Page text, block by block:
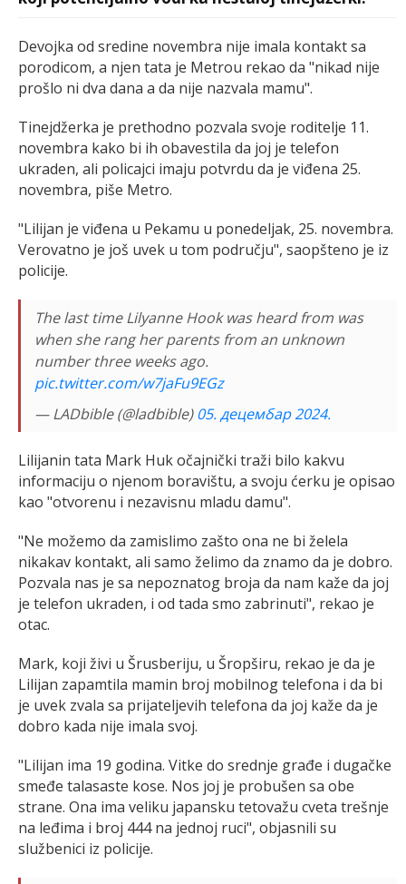
Devojka od sredine novembra nije imala kontakt sa
porodicom, a njen tata je Metrou rekao da "nikad nije
prošlo ni dva dana a da nije nazvala mamu".
Tinejdžerka je prethodno pozvala svoje roditelje 11.
novembra kako bi ih obavestila da joj je telefon
ukraden, ali policajci imaju potvrdu da je viđena 25.
novembra, piše Metro.
"Lilijan je viđena u Pekamu u ponedeljak, 25. novembra.
Verovatno je još uvek u tom području", saopšteno je iz
policije.
The last time Lilyanne Hook was heard from was
when she rang her parents from an unknown
number three weeks ago.
pic.twitter.com/w7jaFu9EGz
— LADbible (@ladbible)05. децембар 2024.
Lilijanin tata Mark Huk očajnički traži bilo kakvu
informaciju o njenom boravištu, a svoju ćerku je opisao
kao "otvorenu i nezavisnu mladu damu".
"Ne možemo da zamislimo zašto ona ne bi želela
nikakav kontakt, ali samo želimo da znamo da je dobro.
Pozvala nas je sa nepoznatog broja da nam kaže da joj
je telefon ukraden, i od tada smo zabrinuti", rekao je
otac.
Mark, koji živi u Šrusberiju, u Šropširu, rekao je da je
Lilijan zapamtila mamin broj mobilnog telefona i da bi
je uvek zvala sa prijateljevih telefona da joj kaže da je
dobro kada nije imala svoj.
"Lilijan ima 19 godina. Vitke do srednje građe i dugačke
smeđe talasaste kose. Nos joj je probušen sa obe
strane. Ona ima veliku japansku tetovažu cveta trešnje
na leđima i broj 444 na jednoj ruci", objasnili su
službenici iz policije.